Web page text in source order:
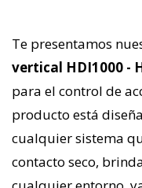
Te presentamos
vertical HDI1000 -
para el control de
producto está
cualquier sistema
contacto seco,